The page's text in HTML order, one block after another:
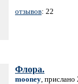
отзывов: 22
Флора.
mooney,